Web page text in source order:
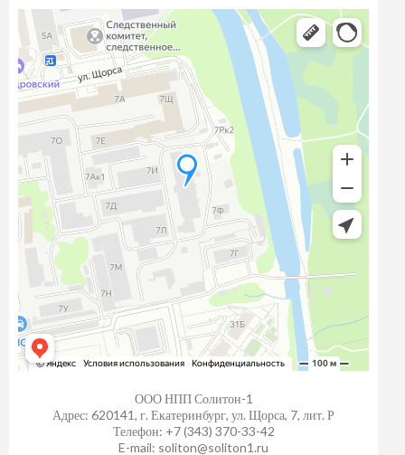
ООО НПП Солитон-1
Адрес: 620141, г. Екатеринбург, ул. Щорса, 7, лит. Р
Телефон: +7 (343) 370-33-42
E-mail: soliton@soliton1.ru